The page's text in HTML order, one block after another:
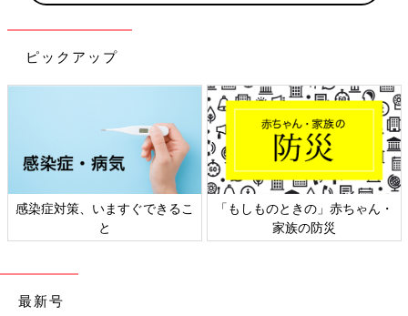
ピックアップ
感染症対策、いますぐできるこ
と
「もしものときの」赤ちゃん・
家族の防災
最新号